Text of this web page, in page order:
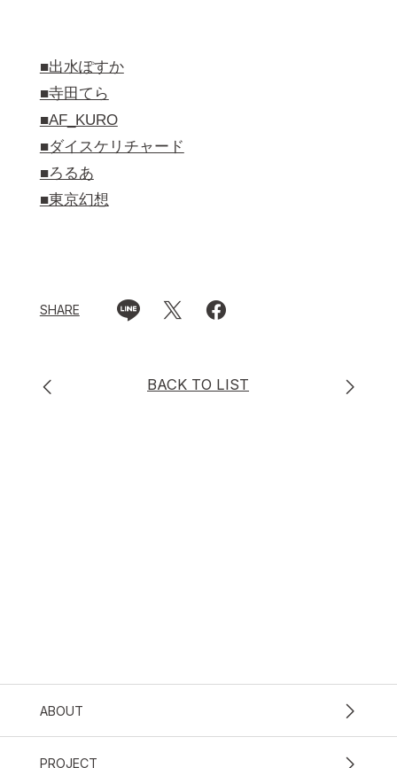
■出水ぽすか
■寺田てら
■AF_KURO
■ダイスケリチャード
■ろるあ
■東京幻想
SHARE
BACK TO LIST
ABOUT
PROJECT